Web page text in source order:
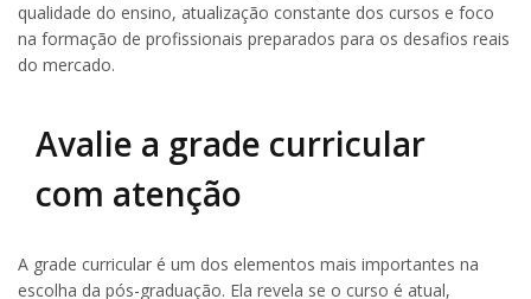
qualidade do ensino, atualização constante dos cursos e foco
na formação de profissionais preparados para os desafios reais
do mercado.
Avalie a grade curricular
com atenção
A grade curricular é um dos elementos mais importantes na
escolha da pós-graduação. Ela revela se o curso é atual,